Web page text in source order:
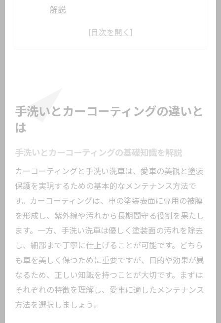
解説
カーコーティングと手洗い洗車の特徴比
い
カーコーティング選びの注意点と手洗い
の役割
愛車を守るカーコーティングの魅力
カーコーティングがもたらす美観維持の
効果
塗装保護で差がつくカーコーティングの
実力
カーコーティングのメリットとデメリッ
トを解説
愛車を長持ちさせるカーコーティングの
特長
手洗いとカーコーティングの違いと
は
手洗いとカーコーティングの基礎知識を解説
カーコーティングと手洗い洗車は、愛車の美観と塗装
保護を実現するための基本的なメンテナンス方法で
す。カーコーティングは、車の塗装表面に専用の被膜
を形成し、紫外線や汚れから長期間守る役割を果たし
ます。一方、手洗い洗車は優しく塗装面の汚れを除去
し、細部まで丁寧に仕上げることが可能です。どちら
も車を美しく保つために重要ですが、目的や効果が異
なるため、正しい知識を持つことが大切です。まずは
それぞれの特徴を理解し、愛車に適したメンテナンス
方法を選択しましょう。